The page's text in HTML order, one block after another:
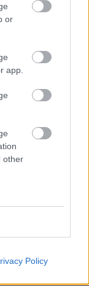
or
app.
other
Policy
eseguire
stima.
di oro da